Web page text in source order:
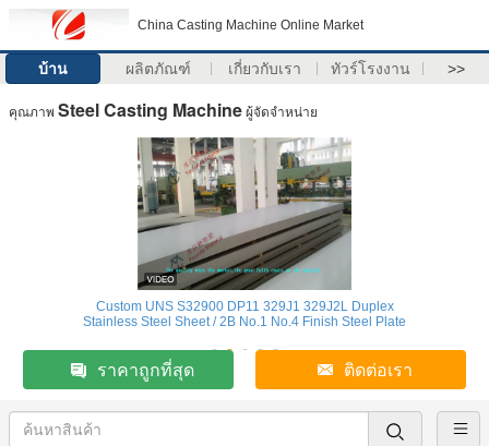
China Casting Machine Online Market
บ้าน ผลิตภัณฑ์ เกี่ยวกับเรา ทัวร์โรงงาน >>
คุณภาพ Steel Casting Machine ผู้จัดจำหน่าย
Custom UNS S32900 DP11 329J1 329J2L Duplex
Stainless Steel Sheet / 2B No.1 No.4 Finish Steel Plate
ราคาถูกที่สุด ติดต่อเรา